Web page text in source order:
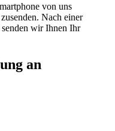
von uns
Nach einer
wir Ihnen Ihr
an